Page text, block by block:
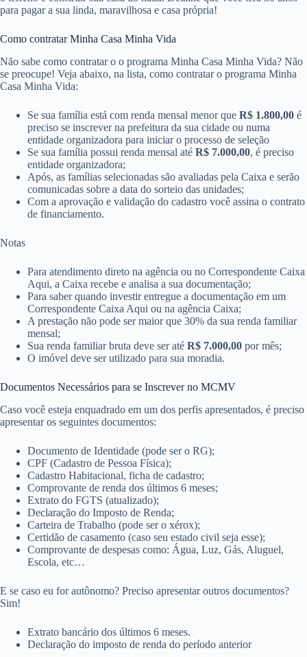
para pagar a sua linda, maravilhosa e casa própria!
Como contratar Minha Casa Minha Vida
Não sabe como contratar o o programa Minha Casa Minha Vida? Não
se preocupe! Veja abaixo, na lista, como contratar o programa Minha
Casa Minha Vida:
Se sua família está com renda mensal menor que R$ 1.800,00 é
preciso se inscrever na prefeitura da sua cidade ou numa
entidade organizadora para iniciar o processo de seleção
Se sua família possui renda mensal até R$ 7.000,00​​, é preciso
entidade organizadora;
Após, as famílias selecionadas são avaliadas pela Caixa e serão
comunicadas sobre a data do sorteio das unidades;
Com a aprovação e validação do cadastro você assina o contrato
de financiamento.
Notas
Para atendimento direto na agência ou no Correspondente Caixa
Aqui, a Caixa recebe e analisa a sua documentação;
Para saber quando investir entregue a documentação em um
Correspondente Caixa Aqui ou n​a agência Caixa;
A prestação não pode ser maior que 30% da sua renda familiar
mensal;
Sua renda familiar bruta deve ser até R$ 7.000,00 ​ por mês;
O imóvel deve ser utilizado para sua moradia.
Documentos Necessários para se Inscrever no MCMV
Caso você esteja enquadrado em um dos perfis apresentados, é preciso
apresentar os seguintes documentos:
Documento de Identidade (pode ser o RG);
CPF (Cadastro de Pessoa Física);
Cadastro Habitacional, ficha de cadastro;
Comprovante de renda dos últimos 6 meses;
Extrato do FGTS (atualizado);
Declaração do Imposto de Renda;
Carteira de Trabalho (pode ser o xérox);
Certidão de casamento (caso seu estado civil seja esse);
Comprovante de despesas como: Água, Luz, Gás, Aluguel,
Escola, etc…
E se caso eu for autônomo? Preciso apresentar outros documentos?
Sim!
Extrato bancário dos últimos 6 meses.
Declaração do imposto de renda do período anterior